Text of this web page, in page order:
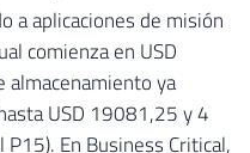
a aplicaciones de misión
comienza en USD
almacenamiento ya
USD 19081,25 y 4
En Business Critical,